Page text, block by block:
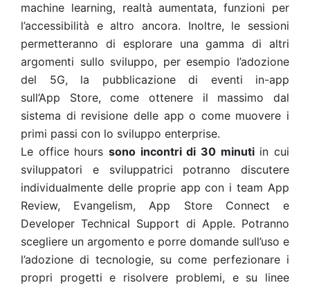
machine learning, realtà aumentata, funzioni per
l’accessibilità e altro ancora. Inoltre, le sessioni
permetteranno di esplorare una gamma di altri
argomenti sullo sviluppo, per esempio l’adozione
del 5G, la pubblicazione di eventi in-app
sull’App Store, come ottenere il massimo dal
sistema di revisione delle app o come muovere i
primi passi con lo sviluppo enterprise.
Le office hours sono incontri di 30 minutiin cui
sviluppatori e sviluppatrici potranno discutere
individualmente delle proprie app con i team App
Review, Evangelism, App Store Connect e
Developer Technical Support di Apple. Potranno
scegliere un argomento e porre domande sull’uso e
l’adozione di tecnologie, su come perfezionare i
propri progetti e risolvere problemi, e su linee